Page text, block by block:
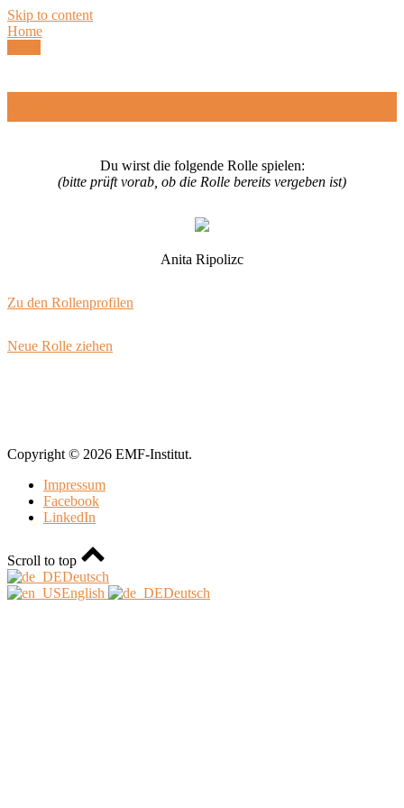
Skip to content
Home
Du wirst die folgende Rolle spielen:
(bitte prüft vorab, ob die Rolle bereits vergeben ist)
Anita Ripolizc
Zu den Rollenprofilen
Neue Rolle ziehen
Copyright © 2026 EMF-Institut.
Impressum
Facebook
LinkedIn
Scroll to top
Deutsch
English
Deutsch